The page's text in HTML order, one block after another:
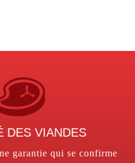
DES VIANDES
garantie qui se confirme